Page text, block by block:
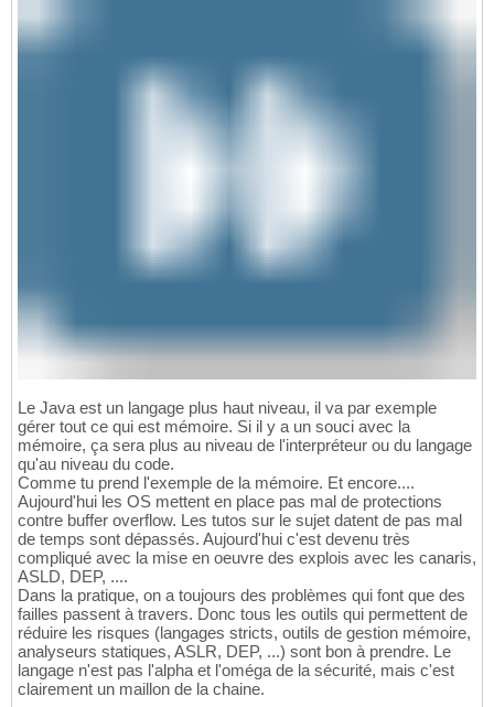
Le Java est un langage plus haut niveau, il va par exemple
gérer tout ce qui est mémoire. Si il y a un souci avec la
mémoire, ça sera plus au niveau de l'interpréteur ou du langage
qu'au niveau du code.
Comme tu prend l'exemple de la mémoire. Et encore....
Aujourd'hui les OS mettent en place pas mal de protections
contre buffer overflow. Les tutos sur le sujet datent de pas mal
de temps sont dépassés. Aujourd'hui c'est devenu très
compliqué avec la mise en oeuvre des explois avec les canaris,
ASLD, DEP, ....
Dans la pratique, on a toujours des problèmes qui font que des
failles passent à travers. Donc tous les outils qui permettent de
réduire les risques (langages stricts, outils de gestion mémoire,
analyseurs statiques, ASLR, DEP, ...) sont bon à prendre. Le
langage n'est pas l'alpha et l'oméga de la sécurité, mais c'est
clairement un maillon de la chaine.